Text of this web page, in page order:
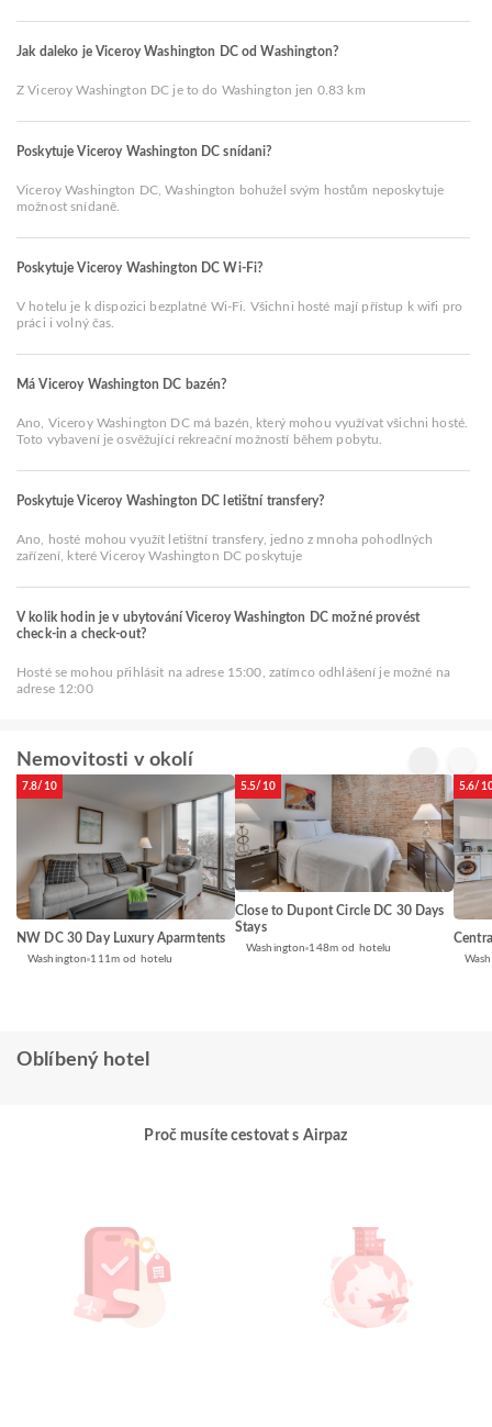
Jak daleko je Viceroy Washington DC od Washington?
Z Viceroy Washington DC je to do Washington jen 0.83 km
Poskytuje Viceroy Washington DC snídani?
Viceroy Washington DC, Washington bohužel svým hostům neposkytuje
možnost snídaně.
Poskytuje Viceroy Washington DC Wi-Fi?
V hotelu je k dispozici bezplatné Wi-Fi. Všichni hosté mají přístup k wifi pro
práci i volný čas.
Má Viceroy Washington DC bazén?
Ano, Viceroy Washington DC má bazén, který mohou využívat všichni hosté.
Toto vybavení je osvěžující rekreační možností během pobytu.
Poskytuje Viceroy Washington DC letištní transfery?
Ano, hosté mohou využít letištní transfery, jedno z mnoha pohodlných
zařízení, které Viceroy Washington DC poskytuje
V kolik hodin je v ubytování Viceroy Washington DC možné provést
check-in a check-out?
Hosté se mohou přihlásit na adrese 15:00, zatímco odhlášení je možné na
adrese 12:00
Nemovitosti v okolí
7.8/10
NW DC 30 Day Luxury Aparmtents
Washington 111m od hotelu
5.5/10
Close to Dupont Circle DC 30 Days
Stays
Washington 148m od hotelu
5.6/
Oblíbený hotel
Proč musíte cestovat s Airpaz